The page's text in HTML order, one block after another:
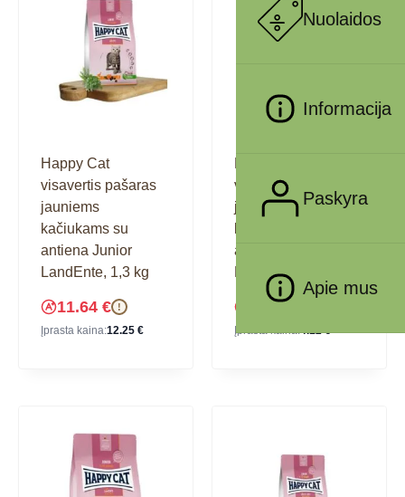
Nuolaidos
Informacija
Paskyra
Apie mus
Happy Cat
visavertis pašaras
jauniems
kačiukams su
antiena Junior
LandEnte, 1,3 kg
11.64 € !
Įprasta kaina:12.25 €
visavertis pašaras
jauniems
antiena Junior
LandEnte, 300 g
3.91€
Įprasta kaina:4.12€